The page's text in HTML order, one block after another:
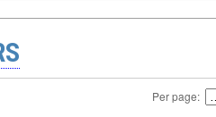
Per page: